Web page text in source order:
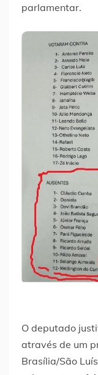
parlamentar.
O deputado
através de um
Brasília/São